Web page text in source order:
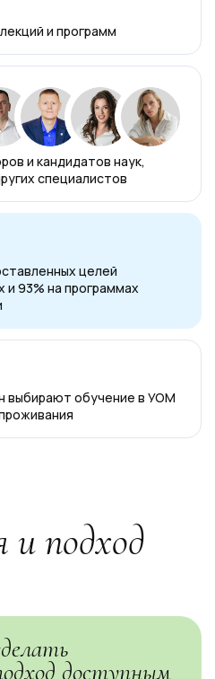
и программ
и кандидатов наук,
специалистов
целей
и 93% на программах
выбирают обучение в УОМ
и подход
доступным